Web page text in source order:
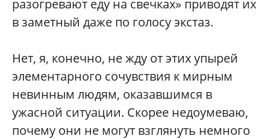
разогревают еду на свечках»‎ приводят их
в заметный даже по голосу экстаз.
Нет, я, конечно, не жду от этих упырей
элементарного сочувствия к мирным
невинным людям, оказавшимся в
ужасной ситуации. Скорее недоумеваю,
почему они не могут взглянуть немного